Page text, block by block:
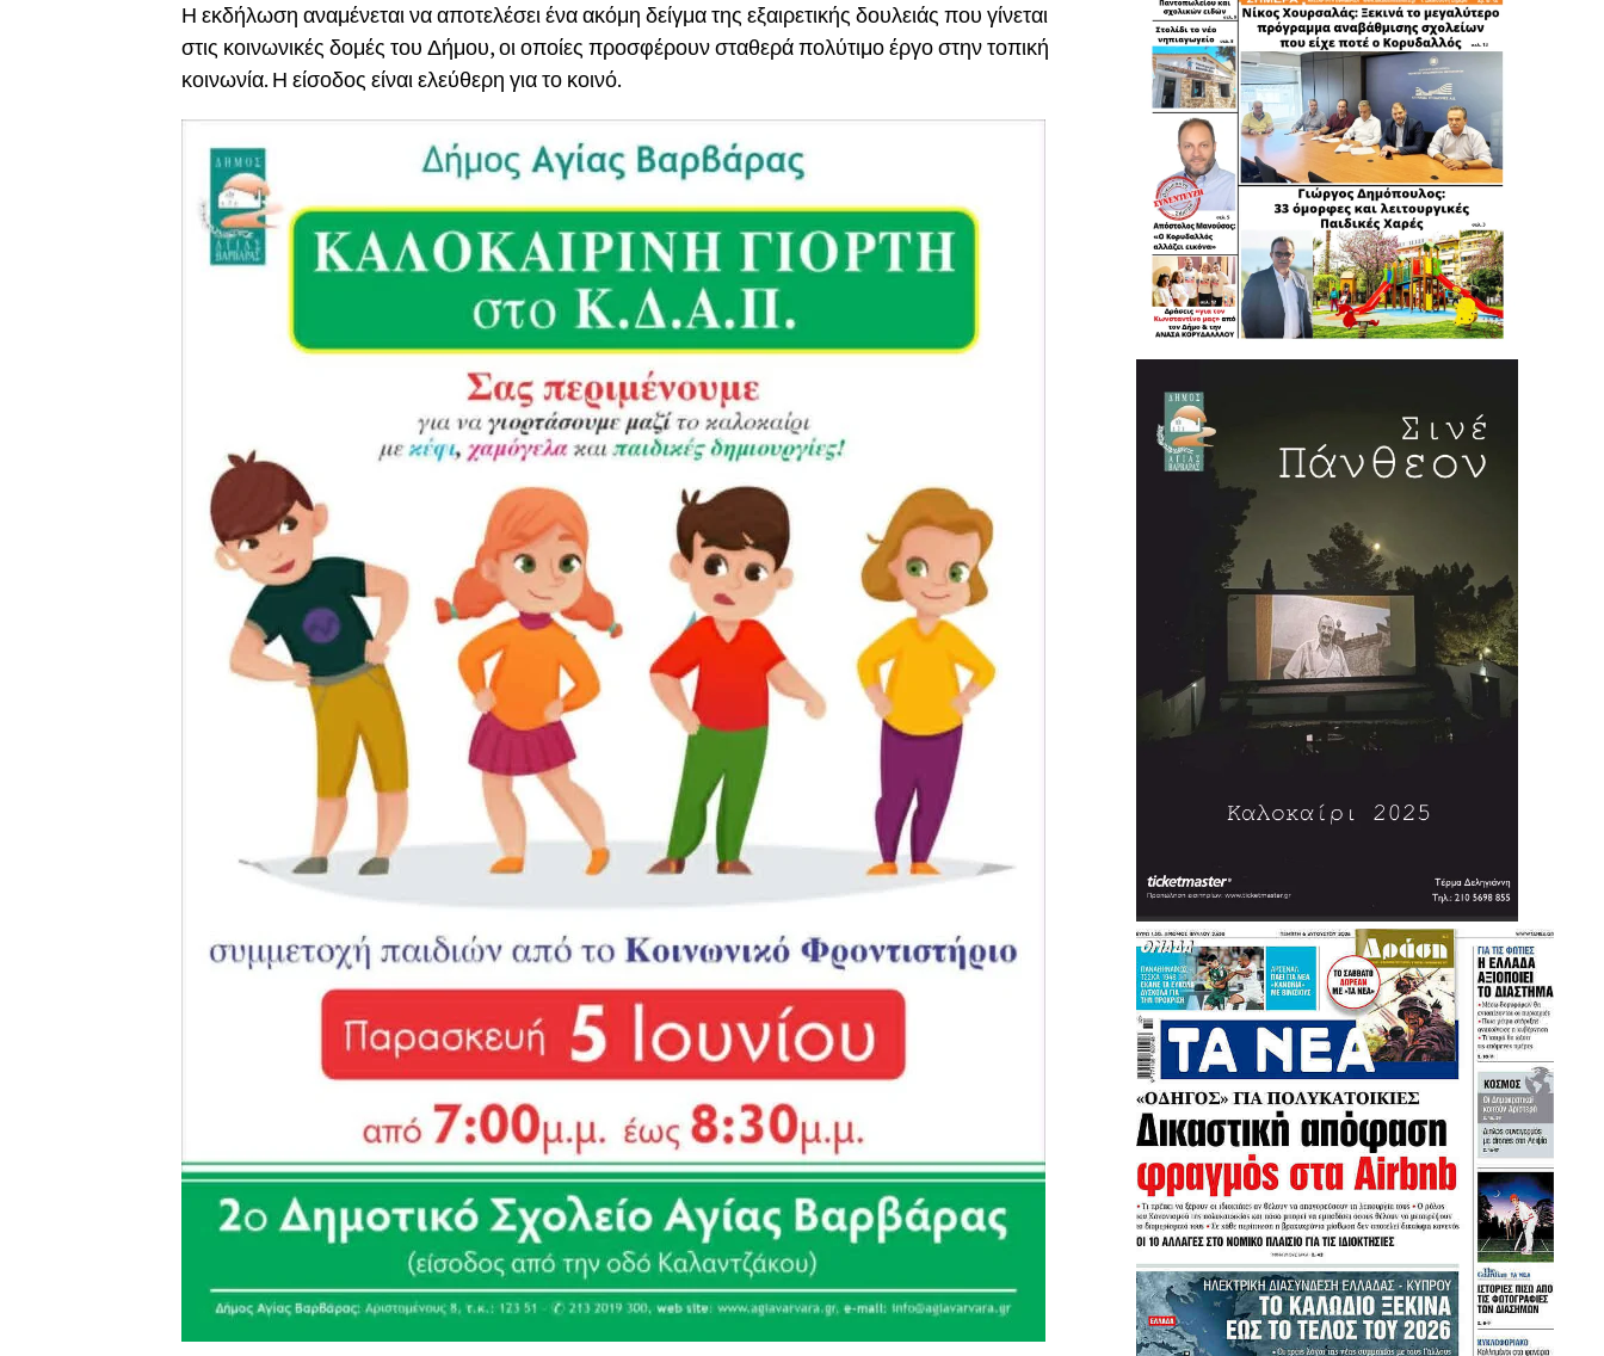
Η εκδήλωση αναμένεται να αποτελέσει ένα ακόμη δείγμα της εξαιρετικής δουλειάς που γίνεται
στις κοινωνικές δομές του Δήμου, οι οποίες προσφέρουν σταθερά πολύτιμο έργο στην τοπική
κοινωνία. Η είσοδος είναι ελεύθερη για το κοινό.